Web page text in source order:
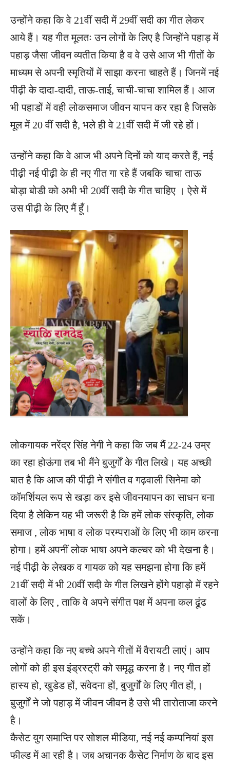
उन्होंने कहा कि वे 21वीं सदी में 29वीं सदी का गीत लेकर
आये हैं। यह गीत मूलतः उन लोगों के लिए है जिन्होंने पहाड़ में
पहाड़ जैसा जीवन व्यतीत किया है व वे उसे आज भी गीतों के
माध्यम से अपनी स्मृतियों में साझा करना चाहते हैं। जिनमें नई
पीढ़ी के दादा-दादी, ताऊ-ताई, चाची-चाचा शामिल हैं। आज
भी पहाडों में वही लोकसमाज जीवन यापन कर रहा है जिसके
मूल में 20 वीं सदी है, भले ही वे 21वीं सदी में जी रहे हों।
उन्होंने कहा कि वे आज भी अपने दिनों को याद करते हैं, नई
पीढ़ी नई पीढ़ी के ही नए गीत गा रहे हैं जबकि चाचा ताऊ
बोड़ा बोडी को अभी भी 20वीं सदी के गीत चाहिए । ऐसे में
उस पीढ़ी के लिए मैं हूँ।
लोकगायक नरेंद्र सिंह नेगी ने कहा कि जब मैं 22-24 उम्र
का रहा होऊंगा तब भी मैंने बुजुर्गों के गीत लिखे। यह अच्छी
बात है कि आज की पीढ़ी ने संगीत व गढ़वाली सिनेमा को
कॉमर्शियल रूप से खड़ा कर इसे जीवनयापन का साधन बना
दिया है लेकिन यह भी जरूरी है कि हमें लोक संस्कृति, लोक
समाज , लोक भाषा व लोक परम्पराओं के लिए भी काम करना
होगा। हमें अपनीं लोक भाषा अपने कल्चर को भी देखना है।
नई पीढ़ी के लेखक व गायक को यह समझना होगा कि हमें
21वीं सदी में भी 20वीं सदी के गीत लिखने होंगे पहाड़ो में रहने
वालों के लिए , ताकि वे अपने संगीत पक्ष में अपना कल ढूंढ
सकें।
उन्होंने कहा कि नए बच्चे अपने गीतों में वैरायटी लाएं। आप
लोगों को ही इस इंड्रस्ट्री को समृद्ध करना है। नए गीत हों
हास्य हो, खुडेड हों, संवेदना हों, बुजुर्गों के लिए गीत हों,।
बुजुर्गों ने जो पहाड़ में जीवन जीवन है उसे भी तारोताजा करने
है।
कैसेट युग समाप्ति पर सोशल मीडिया, नई नई कम्पनियां इस
फील्ड में आ रही है। जब अचानक कैसेट निर्माण के बाद इस